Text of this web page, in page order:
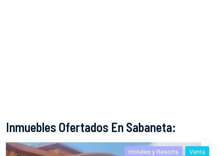
Inmuebles Ofertados En Sabaneta:
Hoteles y Resorts Venta